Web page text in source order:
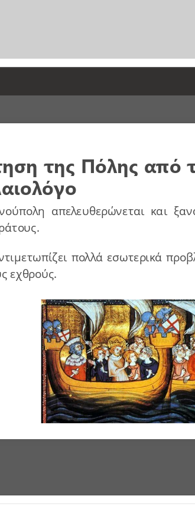
για την
την ευκαιρία; Τι
της κατάκτησης της
έλυσε τα προβλήματα;
της Πόλης από
απελευθερώνεται και
πολλά εσωτερικά
εχθρούς.